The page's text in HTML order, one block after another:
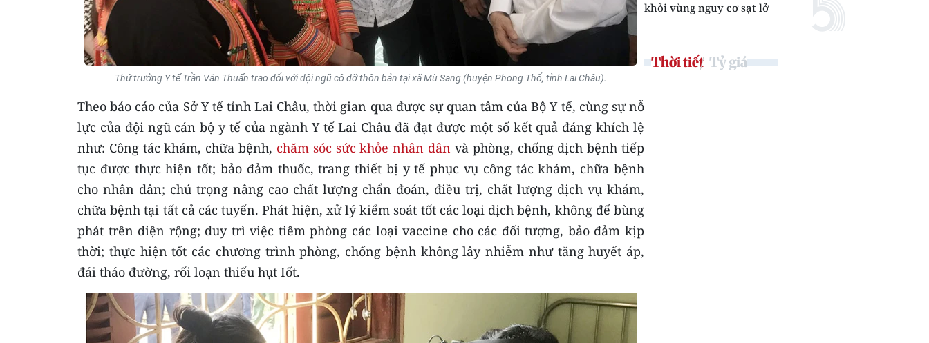
Thứ trưởng Y tế Trần Văn Thuấn trao đổi với đội ngũ cô đỡ thôn bản tại xã Mù Sang (huyện Phong Thổ, tỉnh Lai Châu).
Theo báo cáo của Sở Y tế tỉnh Lai Châu, thời gian qua được sự quan tâm của Bộ Y tế, cùng sự nỗ
lực của đội ngũ cán bộ y tế của ngành Y tế Lai Châu đã đạt được một số kết quả đáng khích lệ
như: Công tác khám, chữa bệnh, chăm sóc sức khỏe nhân dân và phòng, chống dịch bệnh tiếp
tục được thực hiện tốt; bảo đảm thuốc, trang thiết bị y tế phục vụ công tác khám, chữa bệnh
cho nhân dân; chú trọng nâng cao chất lượng chẩn đoán, điều trị, chất lượng dịch vụ khám,
chữa bệnh tại tất cả các tuyến. Phát hiện, xử lý kiểm soát tốt các loại dịch bệnh, không để bùng
phát trên diện rộng; duy trì việc tiêm phòng các loại vaccine cho các đối tượng, bảo đảm kịp
thời; thực hiện tốt các chương trình phòng, chống bệnh không lây nhiễm như tăng huyết áp,
đái tháo đường, rối loạn thiếu hụt Iốt.
khỏi vùng nguy cơ sạt lở
Thời tiết Tỷ giá